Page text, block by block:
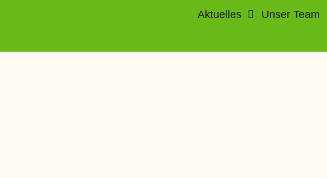
Aktuelles Unser Team